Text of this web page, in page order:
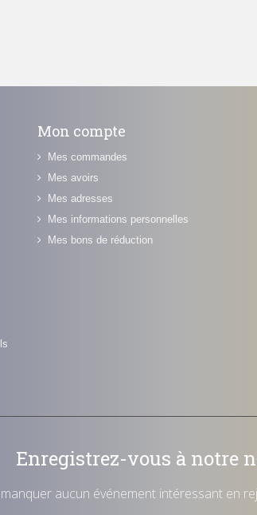
Mon compte
Mes commandes
Mes avoirs
Mes adresses
Mes informations personnelles
Mes bons de réduction
Enregistrez-vous à notre
aucun événement intéressant en